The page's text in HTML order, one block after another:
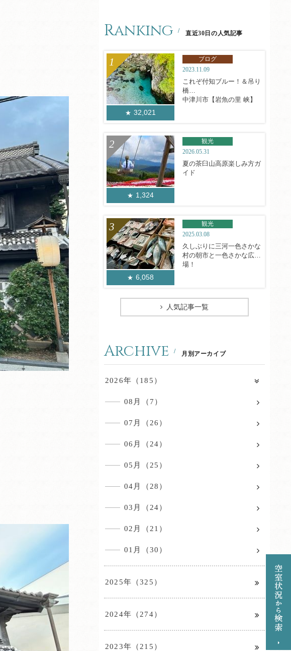
Ranking 直近30日の人気記事
32,021
ブログ
2023.11.09
これぞ付知ブルー！＆吊り
橋
中津川市【岩魚の里 峡】
1,324
観光
2026.05.31
夏の茶臼山高原楽しみ方ガ
イド
6,058
観光
2025.03.08
久しぶりに三河一色さかな
村の朝市と一色さかな広
場！
人気記事一覧
Archive 月別アーカイブ
2026年（185）
08月（7）
07月（26）
06月（24）
05月（25）
04月（28）
03月（24）
02月（21）
01月（30）
2025年（325）
2024年（274）
2023年（215）